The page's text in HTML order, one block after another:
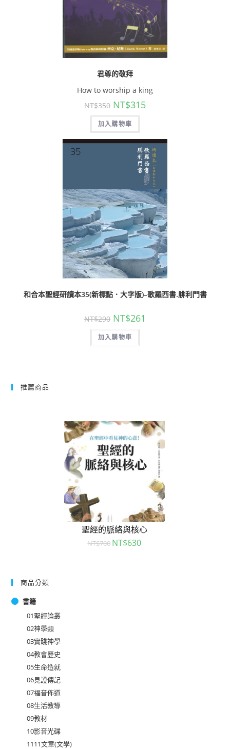
君尊的敬拜
How to worship a king
NT$350 NT$315
加入購物車
和合本聖經研讀本35(新標點．大字版)–歌羅西書.腓利門書
NT$290 NT$261
加入購物車
推薦商品
聖經的脈絡與核心
NT$700 NT$630
商品分類
書籍
01聖經論叢
02神學類
03實踐神學
04教會歷史
05生命造就
06見證傳記
07福音佈道
08生活教導
09教材
10影音光碟
1111文章(文學)